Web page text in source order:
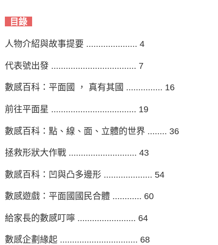
目錄
人物介紹與故事提要 ..................... 4
代表號出發 ................................... 7
數感百科：平面國 ， 真有其國 ............... 16
前往平面星 ................................... 19
數感百科：點、線、面、立體的世界 ........ 36
拯救形狀大作戰 ............................ 43
數感百科：凹與凸多邊形 .................... 54
數感遊戲：平面國國民合體 ............ 60
給家長的數感叮嚀 ........................ 64
數感企劃緣起 ................................ 68